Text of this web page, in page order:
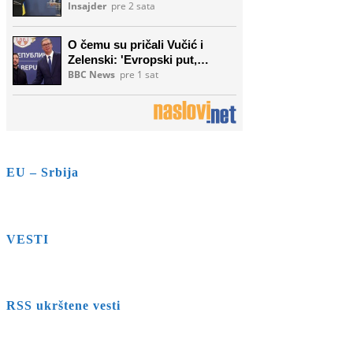
EU – Srbija
VESTI
RSS ukrštene vesti